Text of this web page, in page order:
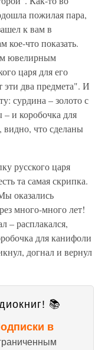
пожилая пара,
к вам в
кое-что показать.
ювелирным
царя для его
эти два предмета". И
сурдина – золото с
– и коробочка для
видно, что сделаны
русского царя
та самая скрипка.
оказались
много-много лет!
– расплакался,
для канифоли
догнал и вернул
📚
в